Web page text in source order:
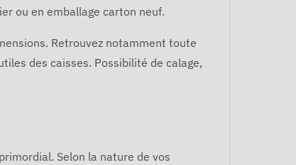
ou en emballage carton neuf.
Retrouvez notamment toute
des caisses. Possibilité de calage,
Selon la nature de vos